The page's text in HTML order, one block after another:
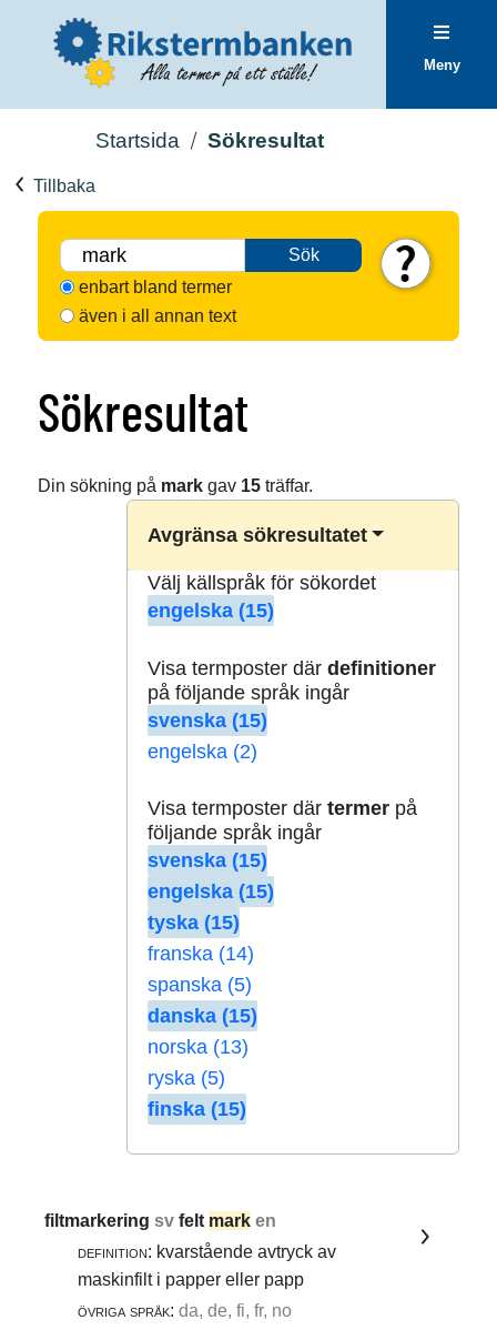
Meny
Startsida Sökresultat
Tillbaka
Sök
enbart bland termer
även i all annan text
Sökresultat
Din sökning på markgav 15träffar.
Avgränsa sökresultatet
Välj källspråk för sökordet
engelska (15)
Visa termposter där definitioner
på följande språk ingår
svenska (15)
engelska (2)
Visa termposter där termerpå
följande språk ingår
svenska (15)
engelska (15)
tyska (15)
franska (14)
spanska (5)
danska (15)
norska (13)
ryska (5)
finska (15)
filtmarkeringsvfelt mark en
definition: kvarstående avtryck av
maskinfilt i papper eller papp
övriga språk: da, de, fi, fr, no